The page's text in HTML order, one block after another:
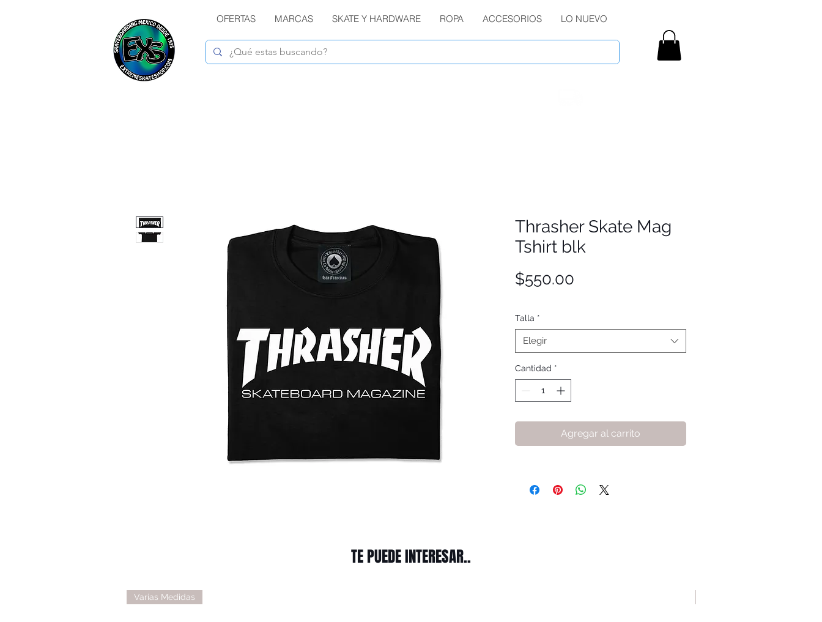
OFERTAS MARCAS SKATE Y HARDWARE ROPA ACCESORIOS LO NUEVO
Thrasher Skate Mag
Tshirt blk
$550.00
Talla *
Elegir
Cantidad *
Agregar al carrito
TE PUEDE INTERESAR..
Varias Medidas